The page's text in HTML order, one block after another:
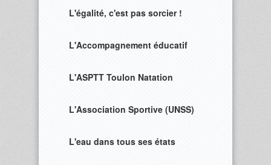
L'égalité, c'est pas sorcier !
L'Accompagnement éducatif
L'ASPTT Toulon Natation
L'Association Sportive (UNSS)
L'eau dans tous ses états